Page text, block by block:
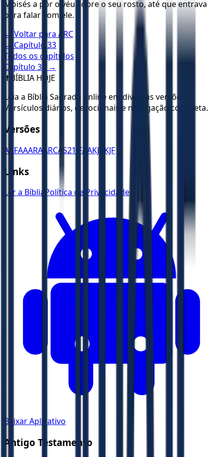
Moisés a pôr o véu sobre o seu rosto, até que entrava
para falar com ele.
← Voltar para ARC
← Capítulo 33
Todos os capítulos
Capítulo 35
→
✝️ BÍBLIA HOJE
Leia a Bíblia Sagrada online em diversas versões.
Versículos diários, devocionais e navegação completa.
Versões
ACFAAARA ARCAS21 JFAAKJA KJF
Links
Ler a Bíblia Política de Privacidade
Baixar Aplicativo
Antigo Testamento